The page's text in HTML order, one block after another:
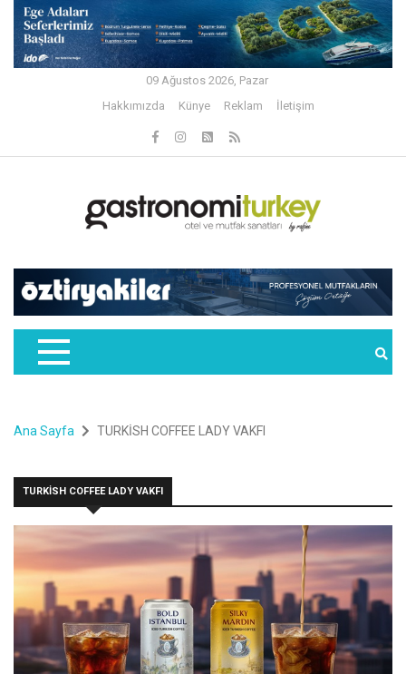
09 Ağustos 2026, Pazar
Hakkımızda
Künye Reklam İletişim
Ana Sayfa TURKİSH COFFEE LADY VAKFI
TURKİSH COFFEE LADY VAKFI